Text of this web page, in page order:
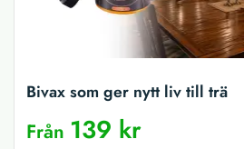
Bivax som ger nytt liv till trä
Från 139 kr